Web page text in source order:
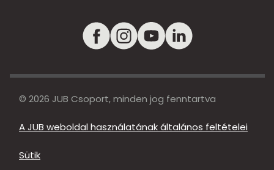
© 2026 JUB Csoport, minden jog fenntartva
A JUB weboldal használatának általános feltételei
Sütik